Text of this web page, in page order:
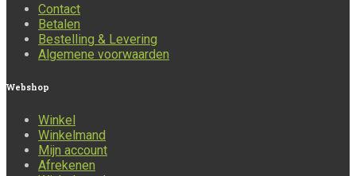
Contact
Betalen
Bestelling & Levering
Algemene voorwaarden
Webshop
Winkel
Winkelmand
Mijn account
Afrekenen